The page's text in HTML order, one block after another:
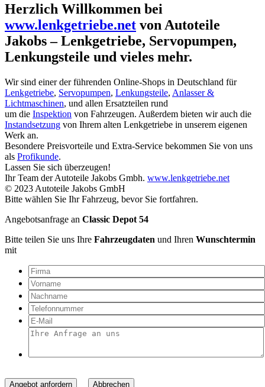
Herzlich Willkommen bei
www.lenkgetriebe.net von Autoteile
Jakobs – Lenkgetriebe, Servopumpen,
Lenkungsteile und vieles mehr.
Wir sind einer der führenden Online-Shops in Deutschland für
Lenkgetriebe, Servopumpen, Lenkungsteile, Anlasser &
Lichtmaschinen, und allen Ersatzteilen rund
um die Inspektion von Fahrzeugen. Außerdem bieten wir auch die
Instandsetzung von Ihrem alten Lenkgetriebe in unserem eigenen
Werk an.
Besondere Preisvorteile und Extra-Service bekommen Sie von uns
als Profikunde.
Lassen Sie sich überzeugen!
Ihr Team der Autoteile Jakobs Gmbh. www.lenkgetriebe.net
© 2023 Autoteile Jakobs GmbH
Bitte wählen Sie Ihr Fahrzeug, bevor Sie fortfahren.
Angebotsanfrage an Classic Depot 54
Bitte teilen Sie uns Ihre Fahrzeugdaten und Ihren Wunschtermin
mit
Angebot anfordern Abbrechen